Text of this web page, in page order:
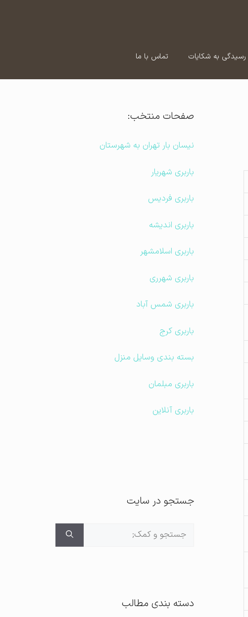
رسیدگی به شکایات تماس با ما
صفحات منتخب:
نیسان بار تهران به شهرستان
باربری شهریار
باربری فردیس
باربری اندیشه
باربری اسلامشهر
باربری شهرری
باربری شمس آباد
باربری کرج
بسته بندی وسایل منزل
باربری مبلمان
باربری آنلاین
جستجو در سایت
جستجوی
دسته بندی مطالب